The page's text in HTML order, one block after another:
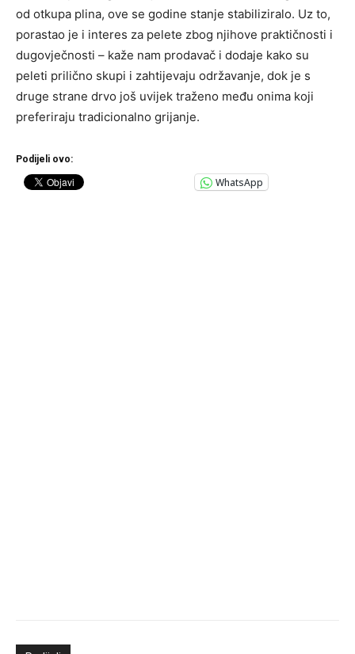
od otkupa plina, ove se godine stanje stabiliziralo. Uz to,
porastao je i interes za pelete zbog njihove praktičnosti i
dugovječnosti – kaže nam prodavač i dodaje kako su
peleti prilično skupi i zahtijevaju održavanje, dok je s
druge strane drvo još uvijek traženo među onima koji
preferiraju tradicionalno grijanje.
Podijeli ovo:
WhatsApp